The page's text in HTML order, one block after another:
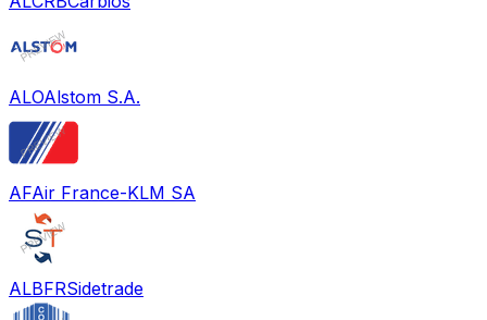
ALOAlstom S.A.
AFAir France-KLM SA
ALBFRSidetrade